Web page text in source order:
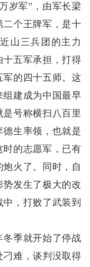
岁军”，由军长梁
二个王牌军，是十
山三兵团的主力
五军承担，打得
的四十五师。这
建成为中国最早
号称横扫八百里
德生率领，也就是
时的志愿军，已有
火了。同时，自
发生了极大的改
，打败了武装到
冬季就开始了停战
难，谈判没取得